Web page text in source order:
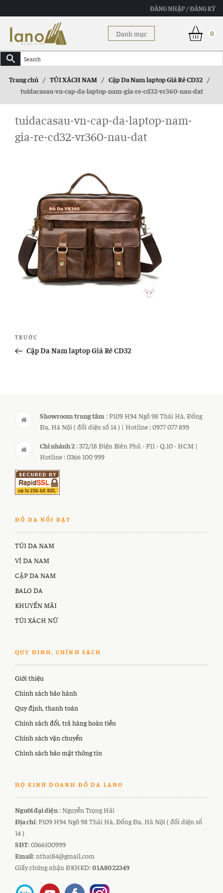
ĐĂNG NHẬP / ĐĂNG KÝ
Danh mục 0
Trang chủ / TÚI XÁCH NAM / Cặp Da Nam laptop Giá Rẻ CD32 /
tuidacasau-vn-cap-da-laptop-nam-gia-re-cd32-vr360-nau-dat
tuidacasau-vn-cap-da-laptop-nam-
gia-re-cd32-vr360-nau-dat
Điều
hướng
Bài
cũ
TRƯỚC
Cặp Da Nam laptop Giá Rẻ CD32
Showroom trung tâm : P109 H94 Ngõ 98 Thái Hà, Đống
Đa, Hà Nội ( đối diện số 14 ) | Hotline : 0977 077 899
Chi nhánh 2 : 372/18 Điện Biên Phủ - P11 - Q.10 - HCM |
Hotline : 0366 100 999
ĐỒ DA NỔI BẬT
TÚI DA NAM
VÍ DA NAM
CẶP DA NAM
BALO DA
KHUYẾN MÃI
TÚI XÁCH NỮ
QUY ĐINH, CHÍNH SÁCH
Giới thiệu
Chính sách bảo hành
Quy định, thanh toán
Chính sách đổi, trả hàng hoàn tiền
Chính sách vận chuyển
Chính sách bảo mật thông tin
HỘ KINH DOANH ĐỒ DA LANO
Người đại diện : Nguyễn Trọng Hải
Địa chỉ: P109 H94 Ngõ 98 Thái Hà, Đống Đa, Hà Nội ( đối diện số
14 )
SĐT: 0366100999
Email: nthai84@gmail.com
Giấy chứng nhận ĐKHKD:01A8022349